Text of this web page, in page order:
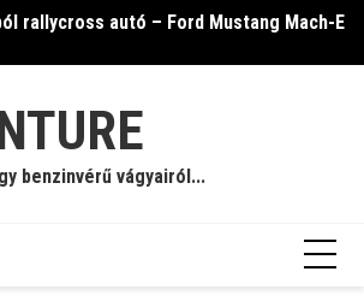
rallycross autó – Ford Mustang Mach-E
benzinvérű vágyairól...